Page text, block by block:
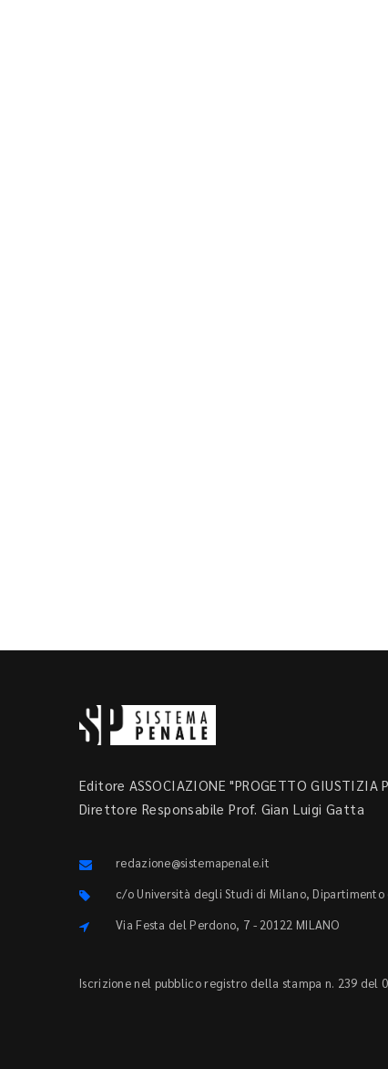
Editore ASSOCIAZIONE "PROGETTO GIUSTIZIA
Direttore Responsabile Prof. Gian Luigi Gatta
redazione@sistemapenale.it
c/o Università degli Studi di Milano,
Via Festa del Perdono, 7 - 20122 MILANO
Iscrizione nel pubblico registro della stampa n. 239 del